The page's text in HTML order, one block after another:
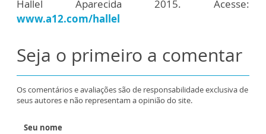
Hallel Aparecida 2015. Acesse:
www.a12.com/hallel
Seja o primeiro a comentar
Os comentários e avaliações são de responsabilidade exclusiva de
seus autores e não representam a opinião do site.
Seu nome